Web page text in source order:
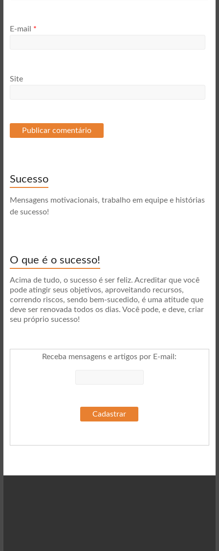
E-mail *
Site
Sucesso
Mensagens motivacionais, trabalho em equipe e histórias
de sucesso!
O que é o sucesso!
Acima de tudo, o sucesso é ser feliz. Acreditar que você
pode atingir seus objetivos, aproveitando recursos,
correndo riscos, sendo bem-sucedido, é uma atitude que
deve ser renovada todos os dias. Você pode, e deve, criar
seu próprio sucesso!
Receba mensagens e artigos por E-mail :